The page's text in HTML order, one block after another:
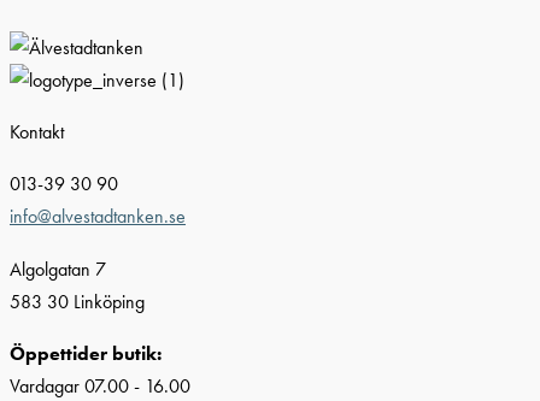
Kontakt
013-39 30 90
info@alvestadtanken.se
Algolgatan 7
583 30 Linköping
Öppettider butik:
Vardagar 07.00 - 16.00